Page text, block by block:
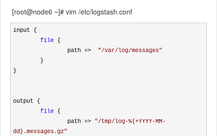
[root@node6 ~]# vim /etc/logstash.conf
input {
file {
                path
=> "/var/log/messages"
}
output {
file {
                path
=> "/tmp/log-%{+YYYY-MM-
dd}.messages.gz"